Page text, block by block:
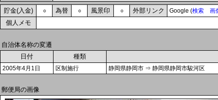
貯金(入金) ○ 為替 ○ 風景印 ○ 外部リンク Google (検索 画
個人メモ
自治体名称の変遷
日付
種類
2005年4月1日 区制施行 静岡県静岡市 ⇒ 静岡県静岡市駿河区
郵便局の画像